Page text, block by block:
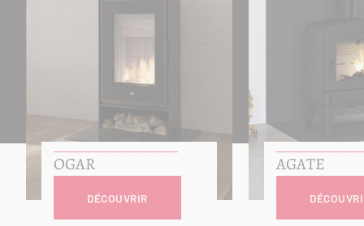
OGAR
DÉCOUVRIR
AGATE